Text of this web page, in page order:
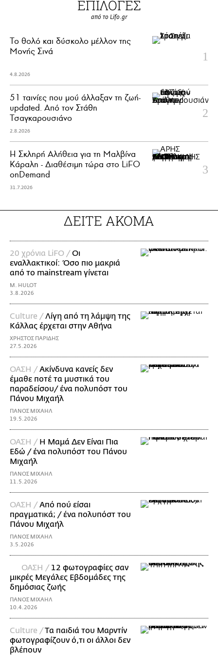
ΕΠΙΛΟΓΕΣ
από το Lifo.gr
Το θολό και δύσκολο μέλλον της
Μονής Σινά
4.8.2026
51 ταινίες που μού άλλαξαν τη ζωή-
updated. Aπό τον Στάθη
Τσαγκαρουσιάνο
2.8.2026
Η Σκληρή Αλήθεια για τη Μαλβίνα
Κάραλη - Διαθέσιμη τώρα στo LiFO
onDemand
31.7.2026
ΔΕΙΤΕ ΑΚΟΜΑ
20 χρόνια LiFO /Οι
εναλλακτικοί: Όσο πιο μακριά
από το mainstream γίνεται
M. HULOT
3.8.2026
Culture /Λίγη από τη λάμψη της
Κάλλας έρχεται στην Αθήνα
ΧΡΗΣΤΟΣ ΠΑΡΙΔΗΣ
27.5.2026
ΟΑΣΗ /Ακίνδυνα κανείς δεν
έμαθε ποτέ τα μυστικά του
παραδείσου/ ένα πολυπόστ του
Πάνου Μιχαήλ
ΠΑΝΟΣ ΜΙΧΑΗΛ
19.5.2026
ΟΑΣΗ / Η Mαμά Δεν Είναι Πια
Εδώ / ένα πολυπόστ του Πάνου
Μιχαήλ
ΠΑΝΟΣ ΜΙΧΑΗΛ
11.5.2026
ΟΑΣΗ /Από πού είσαι
πραγματικά; / ένα πολυπόστ του
Πάνου Μιχαήλ
ΠΑΝΟΣ ΜΙΧΑΗΛ
3.5.2026
ΟΑΣΗ / 12 φωτογραφίες σαν
μικρές Μεγάλες Εβδομάδες της
δημόσιας ζωής
ΠΑΝΟΣ ΜΙΧΑΗΛ
10.4.2026
Culture /Tα παιδιά του Μαρντίν
φωτογραφίζουν ό,τι οι άλλοι δεν
βλέπουν